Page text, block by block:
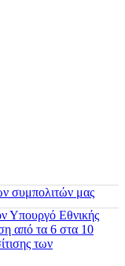
συμπολιτών μας
Υπουργό Εθνικής
από τα 6 στα 10
των